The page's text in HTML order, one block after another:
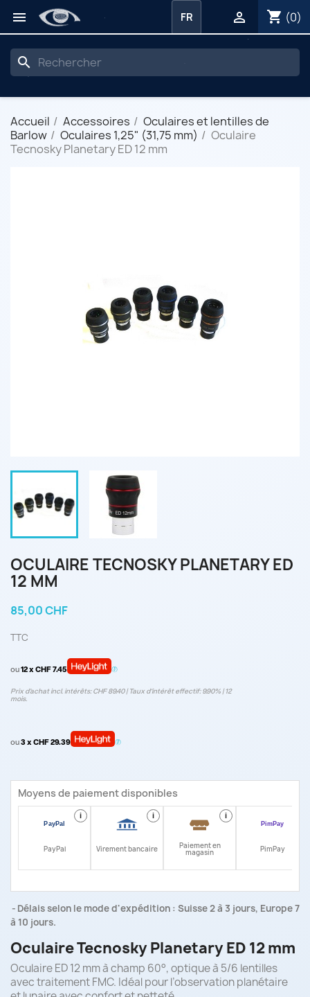
 shopping_cart (0)

FR
search
Accueil Accessoires
Oculaires et lentilles de
Barlow
Oculaires 1,25" (31,75 mm)
Oculaire
Tecnosky Planetary ED 12 mm
OCULAIRE TECNOSKY PLANETARY ED
12 MM
85,00 CHF
TTC
ou12 x CHF 7.45
Prix d’achat incl. intérêts: CHF 89.40 | Taux d‘intérêt effectif: 9.90% | 12
mois.
ou3 x CHF 29.39
Moyens de paiement disponibles
i
PayPal
i
Virement bancaire
i
Paiement en
magasin PimPay
Délais selon le mode d'expédition : Suisse 2 à 3 jours, Europe 7
à 10 jours.
Oculaire Tecnosky Planetary ED 12 mm
Oculaire ED 12 mm à champ 60°, optique à 5/6 lentilles
avec traitement FMC. Idéal pour l’observation planétaire